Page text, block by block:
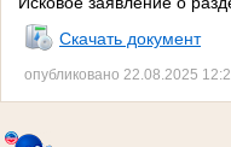
Скачать документ
опубликовано 22.08.2025